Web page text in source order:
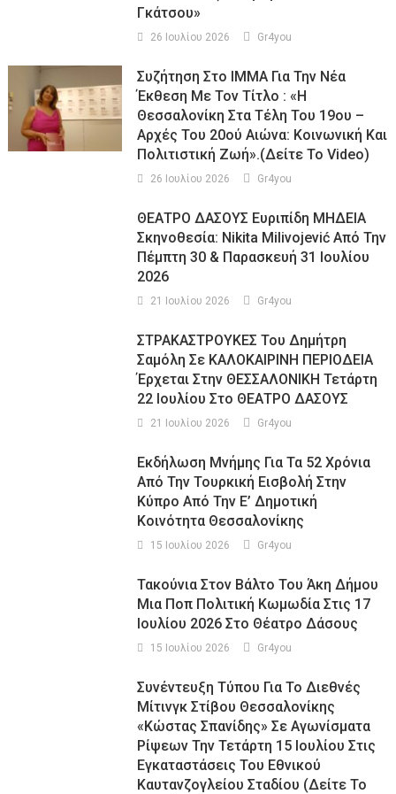
Γκάτσου»
26 Ιουλίου 2026 Gr4you
Συζήτηση Στο ΙΜΜΑ Για Την Νέα
Έκθεση Με Τον Τίτλο : «Η
Θεσσαλονίκη Στα Τέλη Του 19ου –
Αρχές Του 20ού Αιώνα: Κοινωνική Και
Πολιτιστική Ζωή».(Δείτε Το Video)
26 Ιουλίου 2026 Gr4you
ΘΕΑΤΡΟ ΔΑΣΟΥΣ Ευριπίδη ΜΗΔΕΙΑ
Σκηνοθεσία: Nikita Milivojević Από Την
Πέμπτη 30 & Παρασκευή 31 Ιουλίου
2026
21 Ιουλίου 2026 Gr4you
ΣΤΡΑΚΑΣΤΡΟΥΚΕΣ Του Δημήτρη
Σαμόλη Σε ΚΑΛΟΚΑΙΡΙΝΗ ΠΕΡΙΟΔΕΙΑ
Έρχεται Στην ΘΕΣΣΑΛΟΝΙΚΗ Τετάρτη
22 Ιουλίου Στο ΘΕΑΤΡΟ ΔΑΣΟΥΣ
21 Ιουλίου 2026 Gr4you
Εκδήλωση Μνήμης Για Τα 52 Χρόνια
Από Την Τουρκική Εισβολή Στην
Κύπρο Από Την Ε’ Δημοτική
Κοινότητα Θεσσαλονίκης
15 Ιουλίου 2026 Gr4you
Τακούνια Στον Βάλτο Του Άκη Δήμου
Μια Ποπ Πολιτική Κωμωδία Στις 17
Ιουλίου 2026 Στο Θέατρο Δάσους
15 Ιουλίου 2026 Gr4you
Συνέντευξη Τύπου Για Το Διεθνές
Μίτινγκ Στίβου Θεσσαλονίκης
«Κώστας Σπανίδης» Σε Αγωνίσματα
Ρίψεων Την Τετάρτη 15 Ιουλίου Στις
Εγκαταστάσεις Του Εθνικού
Καυτανζογλείου Σταδίου (Δείτε Το